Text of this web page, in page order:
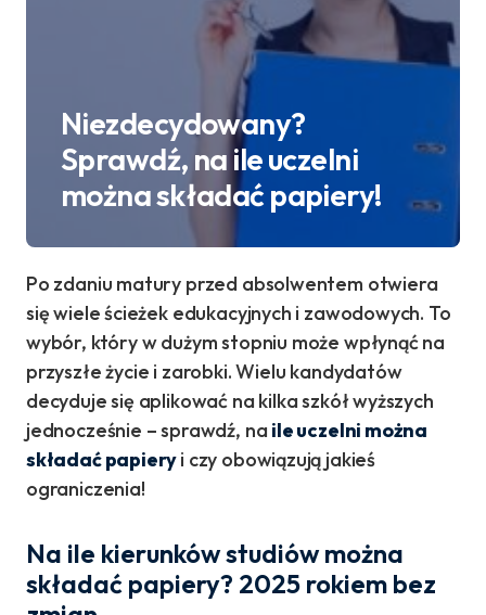
Niezdecydowany?
Sprawdź, na ile uczelni
można składać papiery!
Po zdaniu matury przed absolwentem otwiera
się wiele ścieżek edukacyjnych i zawodowych. To
wybór, który w dużym stopniu może wpłynąć na
przyszłe życie i zarobki. Wielu kandydatów
decyduje się aplikować na kilka szkół wyższych
jednocześnie – sprawdź, na ile uczelni można
składać papieryi czy obowiązują jakieś
ograniczenia!
Na ile kierunków studiów można
składać papiery? 2025 rokiem bez